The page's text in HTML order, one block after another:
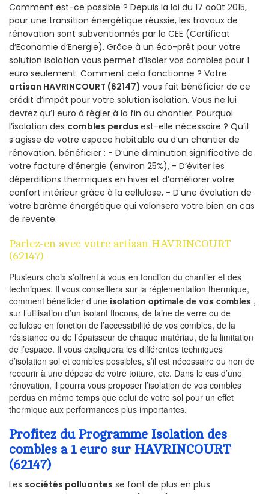
Comment est-ce possible ? Depuis la loi du 17 août 2015,
pour une transition énergétique réussie, les travaux de
rénovation sont subventionnés par le CEE (Certificat
d’Economie d’Energie). Grâce à un éco-prêt pour votre
solution isolation vous permet d’isoler vos combles pour 1
euro seulement. Comment cela fonctionne ? Votre
artisan HAVRINCOURT (62147) vous fait bénéficier de ce
crédit d’impôt pour votre solution isolation. Vous ne lui
devrez qu’1 euro à régler à la fin du chantier. Pourquoi
l’isolation des combles perdus est-elle nécessaire ? Qu’il
s’agisse de votre espace habitable ou d’un chantier de
rénovation, bénéficier : - D’une diminution significative de
votre facture d’énergie (environ 25%), - D’éviter les
déperditions thermiques en hiver et d’améliorer votre
confort intérieur grâce à la cellulose, - D’une évolution de
votre barème énergétique qui valorisera votre bien en cas
de revente.
Parlez-en avec votre artisan HAVRINCOURT
(62147)
Plusieurs choix s’offrent à vous en fonction du chantier et des
techniques. Il vous conseillera sur la réglementation thermique,
comment bénéficier d’une isolation optimale de vos combles ,
sur l’utilisation d’un isolant flocons, de laine de verre ou de
cellulose en fonction de l’accessibilité de vos combles, de la
résistance ou de l’épaisseur de chaque matériau, de la limitation
de l’espace. Il vous expliquera les différentes techniques
d’isolation sol et combles possibles, s’il est nécessaire ou non de
recourir à une dépose de votre toiture, etc. Dans le cas d’une
rénovation, il pourra vous proposer l’isolation de vos combles
perdus en même temps que celui de votre sol pour un effet
thermique aux performances plus importantes.
Profitez du Programme Isolation des
combles a 1 euro sur HAVRINCOURT
(62147)
Les sociétés polluantes se font de plus en plus